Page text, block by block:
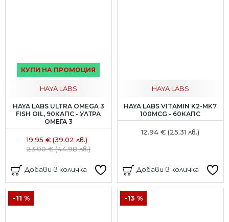
КУПИ НА ПРОМОЦИЯ
HAYA LABS
HAYA LABS ULTRA OMEGA 3
FISH OIL, 90КАПС - УЛТРА
ОМЕГА 3
19.95 € (39.02 лв.)
23.00 € (44.98 лв.)
Добави в количка
HAYA LABS
HAYA LABS VITAMIN K2-MK7
100MCG - 60КАПС
12.94 € (25.31 лв.)
Добави в количка
-11 % -13 %